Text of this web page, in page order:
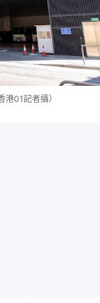
01記者攝）